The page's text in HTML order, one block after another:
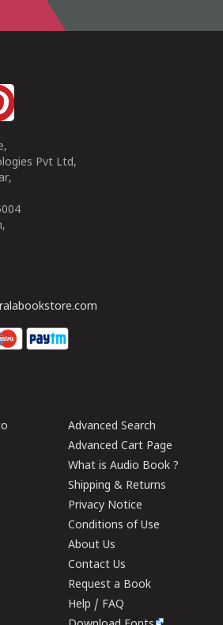
Pvt Ltd,
Advanced Search
Advanced Cart Page
What is Audio Book ?
Shipping & Returns
Privacy Notice
Conditions of Use
About Us
Contact Us
Request a Book
Help / FAQ